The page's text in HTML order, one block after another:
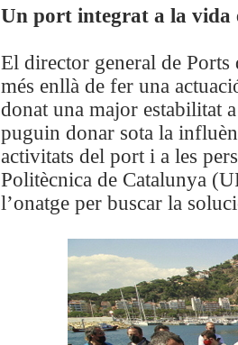
Un port integrat a la vida
El director general de Ports
més enllà de fer una
donat una major estabilitat
puguin donar sota la
activitats del port i a les
Politècnica de Catalunya
l’onatge per buscar la